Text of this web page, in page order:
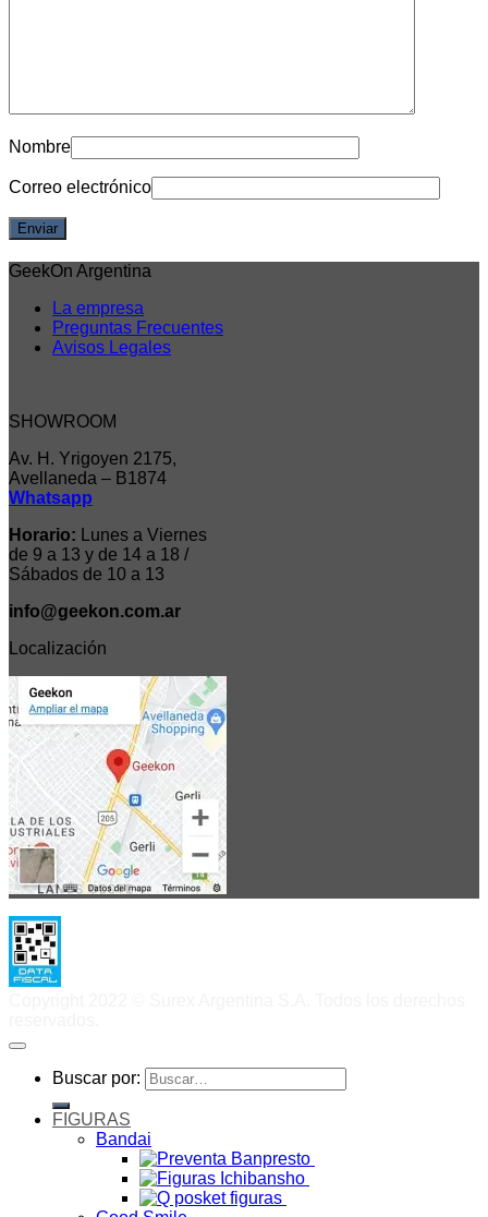
Nombre
Correo electrónico
GeekOn Argentina
La empresa
Preguntas Frecuentes
Avisos Legales
SHOWROOM
Av. H. Yrigoyen 2175,
Avellaneda – B1874
Whatsapp
Horario: Lunes a Viernes
de 9 a 13 y de 14 a 18 /
Sábados de 10 a 13
info@geekon.com.ar
Localización
Buscar por:
FIGURAS
Bandai